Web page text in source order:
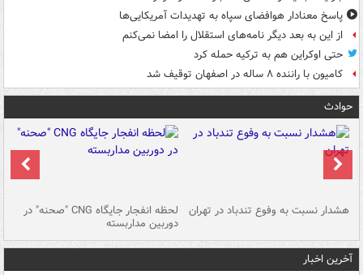
پاسخ معنادار هوافضای سپاه به تهدیدات آمریکایی‌ها
از این به بعد دیگر نامه‌های استقلال را امضا نمی‌کنم
حتی اوکراین هم به ترکیه حمله کرد
کامیون با راننده ۸ ساله در اصفهان توقیف شد
حوادث
هشدار نسبت به وفوع تندباد در تهران لحظه انفجار جایگاه CNG "صحنه" در
دوربین مداربسته
آخرین اخبار